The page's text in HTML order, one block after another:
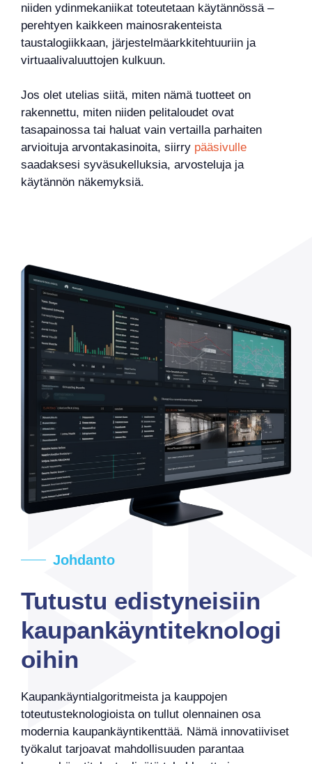
niiden ydinmekaniikat toteutetaan käytännössä –
perehtyen kaikkeen mainosrakenteista
taustalogiikkaan, järjestelmäarkkitehtuuriin ja
virtuaalivaluuttojen kulkuun.
Jos olet utelias siitä, miten nämä tuotteet on
rakennettu, miten niiden pelitaloudet ovat
tasapainossa tai haluat vain vertailla parhaiten
arvioituja arvontakasinoita, siirry pääsivulle
saadaksesi syväsukelluksia, arvosteluja ja
käytännön näkemyksiä.
Johdanto
Tutustu edistyneisiin
kaupankäyntiteknologi
oihin
Kaupankäyntialgoritmeista ja kauppojen
toteutusteknologioista on tullut olennainen osa
modernia kaupankäyntikenttää. Nämä innovatiiviset
työkalut tarjoavat mahdollisuuden parantaa